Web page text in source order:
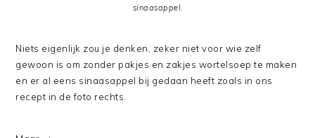
sinaasappel.
Niets eigenlijk zou je denken, zeker niet voor wie zelf
gewoon is om zonder pakjes en zakjes wortelsoep te maken
en er al eens sinaasappel bij gedaan heeft zoals in ons
recept in de foto rechts.